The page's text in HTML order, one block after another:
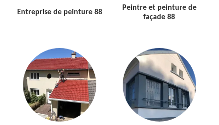
Entreprise de peinture 88
Peintre et peinture de
façade 88